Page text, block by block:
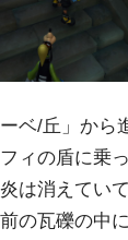
ベ/丘」から
ィの盾に乗
は消えてい
の瓦礫の中